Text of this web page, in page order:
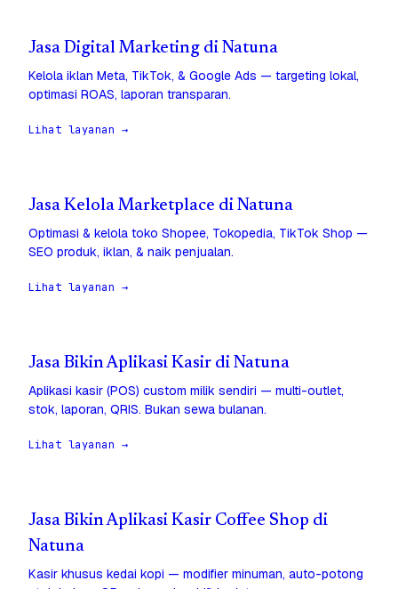
Jasa Digital Marketing di Natuna
Kelola iklan Meta, TikTok, & Google Ads — targeting lokal,
optimasi ROAS, laporan transparan.
Lihat layanan →
Jasa Kelola Marketplace di Natuna
Optimasi & kelola toko Shopee, Tokopedia, TikTok Shop —
SEO produk, iklan, & naik penjualan.
Lihat layanan →
Jasa Bikin Aplikasi Kasir di Natuna
Aplikasi kasir (POS) custom milik sendiri — multi-outlet,
stok, laporan, QRIS. Bukan sewa bulanan.
Lihat layanan →
Jasa Bikin Aplikasi Kasir Coffee Shop di
Natuna
Kasir khusus kedai kopi — modifier minuman, auto-potong